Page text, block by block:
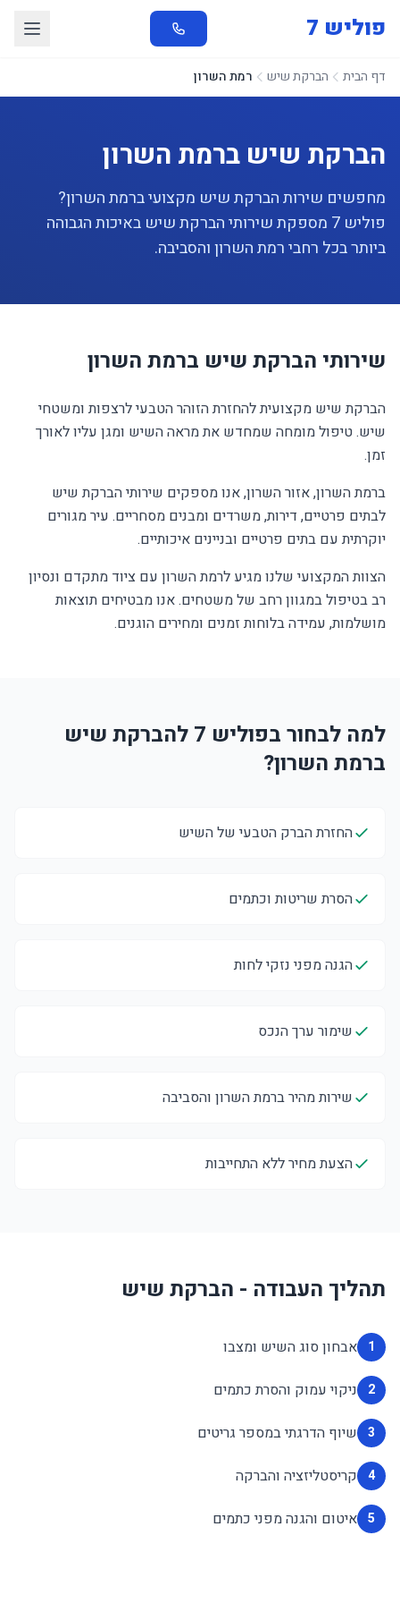
פוליש 7
דף הבית הברקת שיש רמת השרון
הברקת שיש ברמת השרון
מחפשים שירות הברקת שיש מקצועי ברמת השרון?
פוליש 7 מספקת שירותי הברקת שיש באיכות הגבוהה
ביותר בכל רחבי רמת השרון והסביבה.
שירותי הברקת שיש ברמת השרון
הברקת שיש מקצועית להחזרת הזוהר הטבעי לרצפות ומשטחי
שיש. טיפול מומחה שמחדש את מראה השיש ומגן עליו לאורך
זמן.
ברמת השרון, אזור השרון, אנו מספקים שירותי הברקת שיש
לבתים פרטיים, דירות, משרדים ומבנים מסחריים. עיר מגורים
יוקרתית עם בתים פרטיים ובניינים איכותיים.
הצוות המקצועי שלנו מגיע לרמת השרון עם ציוד מתקדם ונסיון
רב בטיפול במגוון רחב של משטחים. אנו מבטיחים תוצאות
מושלמות, עמידה בלוחות זמנים ומחירים הוגנים.
למה לבחור בפוליש 7 להברקת שיש
ברמת השרון?
החזרת הברק הטבעי של השיש
הסרת שריטות וכתמים
הגנה מפני נזקי לחות
שימור ערך הנכס
שירות מהיר ברמת השרון והסביבה
הצעת מחיר ללא התחייבות
תהליך העבודה - הברקת שיש
1 אבחון סוג השיש ומצבו
2 ניקוי עמוק והסרת כתמים
3 שיוף הדרגתי במספר גריטים
4 קריסטליזציה והברקה
5 איטום והגנה מפני כתמים